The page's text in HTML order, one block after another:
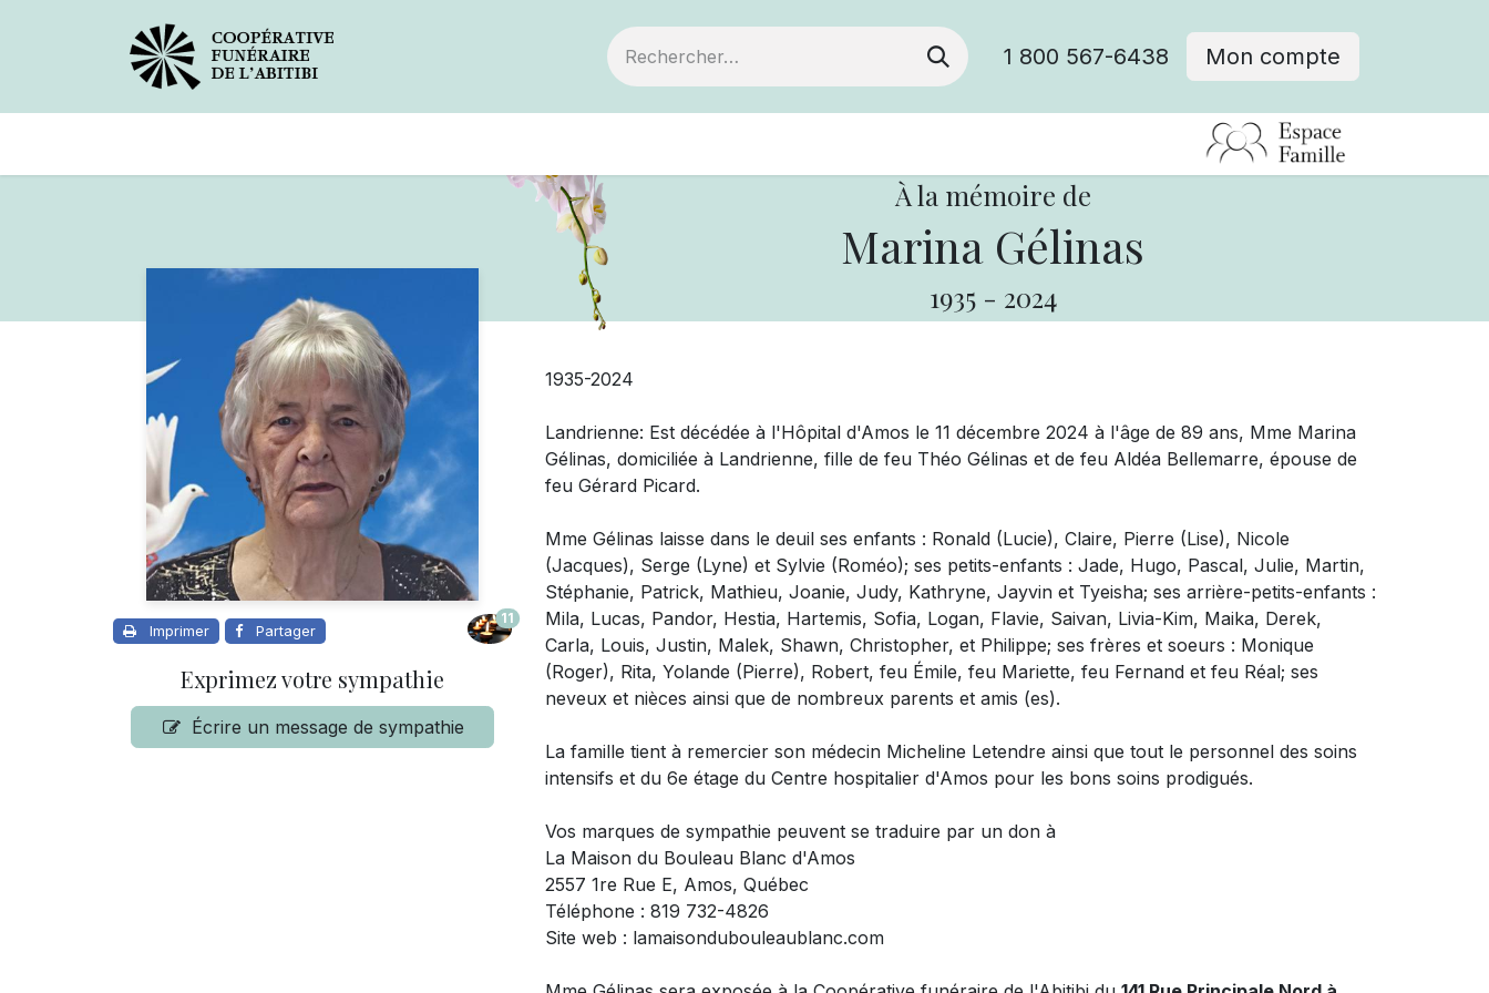
1 800 567-6438 Mon compte
À la mémoire de
Marina Gélinas
1935 - 2024
Imprimer Partager
11
Exprimez votre sympathie
Écrire un message de sympathie
1935-2024
Landrienne: Est décédée à l'Hôpital d'Amos le 11 décembre 2024 à l'âge de 89 ans, Mme Marina
Gélinas, domiciliée à Landrienne, fille de feu Théo Gélinas et de feu Aldéa Bellemarre, épouse de
feu Gérard Picard.
Mme Gélinas laisse dans le deuil ses enfants : Ronald (Lucie), Claire, Pierre (Lise), Nicole
(Jacques), Serge (Lyne) et Sylvie (Roméo); ses petits-enfants : Jade, Hugo, Pascal, Julie, Martin,
Stéphanie, Patrick, Mathieu, Joanie, Judy, Kathryne, Jayvin et Tyeisha; ses arrière-petits-enfants :
Mila, Lucas, Pandor, Hestia, Hartemis, Sofia, Logan, Flavie, Saivan, Livia-Kim, Maika, Derek,
Carla, Louis, Justin, Malek, Shawn, Christopher, et Philippe; ses frères et soeurs : Monique
(Roger), Rita, Yolande (Pierre), Robert, feu Émile, feu Mariette, feu Fernand et feu Réal; ses
neveux et nièces ainsi que de nombreux parents et amis (es).
La famille tient à remercier son médecin Micheline Letendre ainsi que tout le personnel des soins
intensifs et du 6e étage du Centre hospitalier d'Amos pour les bons soins prodigués.
Vos marques de sympathie peuvent se traduire par un don à
La Maison du Bouleau Blanc d'Amos
2557 1re Rue E, Amos, Québec
Téléphone : 819 732-4826
Site web : lamaisondubouleaublanc.com